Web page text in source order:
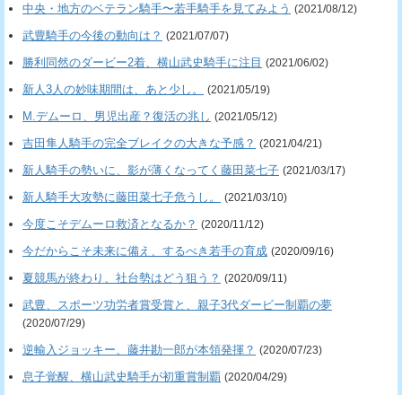
中央・地方のベテラン騎手〜若手騎手を見てみよう (2021/08/12)
武豊騎手の今後の動向は？ (2021/07/07)
勝利同然のダービー2着、横山武史騎手に注目 (2021/06/02)
新人3人の妙味期間は、あと少し。 (2021/05/19)
M.デムーロ、男児出産？復活の兆し (2021/05/12)
吉田隼人騎手の完全ブレイクの大きな予感？ (2021/04/21)
新人騎手の勢いに、影が薄くなってく藤田菜七子 (2021/03/17)
新人騎手大攻勢に藤田菜七子危うし。 (2021/03/10)
今度こそデムーロ救済となるか？ (2020/11/12)
今だからこそ未来に備え、するべき若手の育成 (2020/09/16)
夏競馬が終わり、社台勢はどう狙う？ (2020/09/11)
武豊、スポーツ功労者賞受賞と、親子3代ダービー制覇の夢
(2020/07/29)
逆輸入ジョッキー、藤井勘一郎が本領発揮？ (2020/07/23)
息子覚醒、横山武史騎手が初重賞制覇 (2020/04/29)